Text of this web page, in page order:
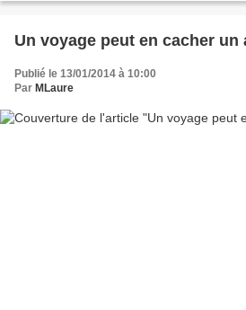
Un voyage peut en cacher un
Publié le 13/01/2014 à 10:00
Par MLaure